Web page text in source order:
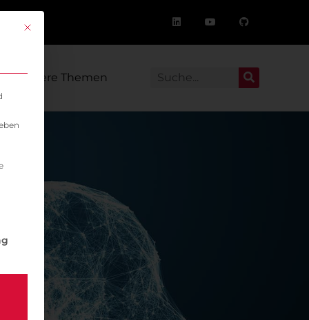
Weitere Themen
Mit diesem Button wird der Dialog geschlossen. Seine
erteilt werden kann. Die erste Service-Gruppe ist